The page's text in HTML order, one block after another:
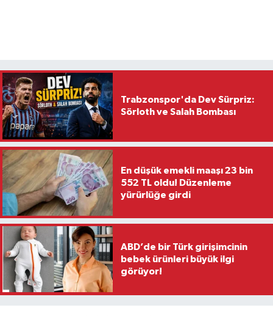
Trabzonspor'da Dev Sürpriz:
Sörloth ve Salah Bombası
En düşük emekli maaşı 23 bin
552 TL oldu! Düzenleme
yürürlüğe girdi
ABD’de bir Türk girişimcinin
bebek ürünleri büyük ilgi
görüyor!